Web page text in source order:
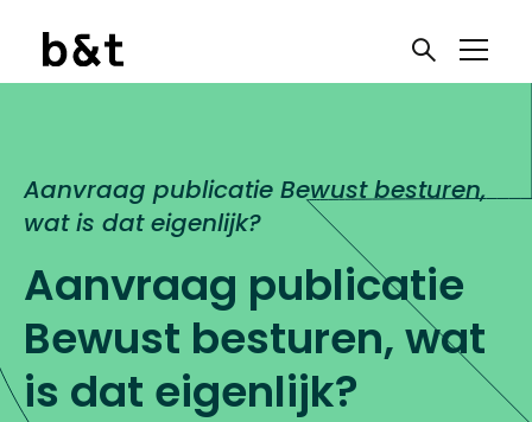
Aanvraag publicatie
Bewust besturen, wat
is dat eigenlijk?
Aanvraag publicatie Bewust besturen,
wat is dat eigenlijk?